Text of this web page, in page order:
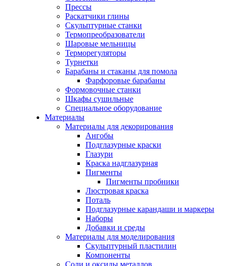
Прессы
Раскатчики глины
Скульптурные станки
Термопреобразователи
Шаровые мельницы
Терморегуляторы
Турнетки
Барабаны и стаканы для помола
Фарфоровые барабаны
Формовочные станки
Шкафы сушильные
Специальное оборудование
Материалы
Материалы для декорирования
Ангобы
Подглазурные краски
Глазури
Краска надглазурная
Пигменты
Пигменты пробники
Люстровая краска
Поталь
Подглазурные карандаши и маркеры
Наборы
Добавки и среды
Материалы для моделирования
Скульптурный пластилин
Компоненты
Соли и оксиды металлов